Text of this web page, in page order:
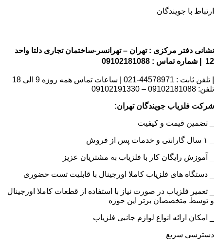
ارتباط با جویندگان
نشانی دفتر مرکزی : تهران – تهرانسر-ساختمان تجاری دلتا واحد
12 | شماره تماس : 09102181088
| تلفن ثابت : 44578971-021 | ساعات تماس همه روزه 9 الی 18
تلفن: 09102181088 – 09102191330
شرکت فلزیاب جویندگان تهران:
_ تضمین قیمت و کیفیت
_ آموزش رایگان کار با فلزیاب به مشتریان عزیز
_ دستگاه های فلزیاب کاملا اورجینال با قابلیت تست حضوری
_ تعمیر فلزیاب در صورت نیاز با استفاده از قطعات کاملا اورجینال
و توسط متخصصان برتر این حوزه
_ امکان ارائه انواع لوازم جانبی فلزیاب
دسترسی سریع